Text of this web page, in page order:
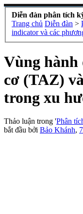
Diễn đàn phân tích
Trang chủ Diễn đàn >
indicator và các
Vùng hành
cơ (TAZ)
trong xu
Thảo luận trong 'Phân
bắt đầu bởi Bảo Khánh,